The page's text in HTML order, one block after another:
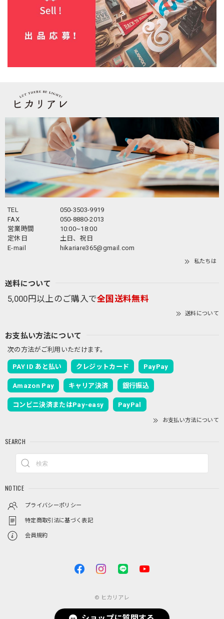
TEL
050-3503-9919
FAX
050-8880-2013
営業時間
10:00~18:00
定休日
土日、祝日
E-mail
hikariare365@gmail.com
私たちは
送料について
5,000円以上のご購入で全国送料無料
送料について
お支払い方法について
次の方法がご利用いただけます。
PAY ID あと払い クレジットカード PayPay
Amazon Pay キャリア決済 銀行振込
コンビニ決済またはPay-easy PayPal
お支払い方法について
SEARCH
NOTICE
プライバシーポリシー
特定商取引法に基づく表記
会員規約
© ヒカリアレ